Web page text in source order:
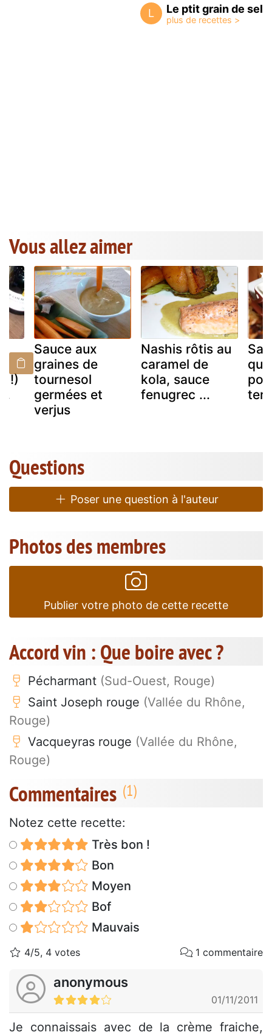
L Le ptit grain de sel
Vous allez aimer
!)
Sauce aux
graines de
tournesol
germées et
verjus
Nashis rôtis au
caramel de
kola, sauce
fenugrec ...
qui
Questions
Poser une question à l'auteur
Photos des membres
Publier votre photo de cette recette
Accord vin : Que boire avec ?
Pécharmant (Sud-Ouest, Rouge)
Saint Joseph rouge (Vallée du Rhône,
Rouge)
Vacqueyras rouge (Vallée du Rhône,
Rouge)
Commentaires
Notez cette recette:
Très bon !
Bon
Moyen
Bof
Mauvais
4/5, 4 votes 1 commentaire
anonymous
01/11/2011
Je connaissais avec de la crème fraiche,